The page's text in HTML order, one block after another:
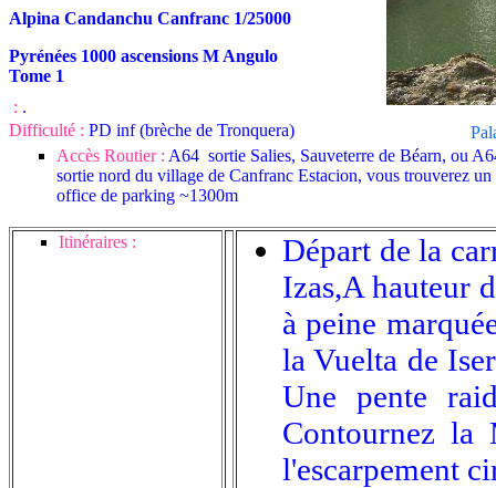
Alpina Candanchu Canfranc 1/25000
Pyrénées 1000 ascensions M Angulo
Tome 1
: .
Difficulté : PD inf (brèche de Tronquera)
Accès Routier : A64 sortie Salies, Sauveterre de Béarn, ou
sortie nord du village de Canfranc Estacion, vous trouverez
office de parking ~1300m
Itinéraires :
Départ de la
Izas,A hauteur
à peine
la Vuelta de
Une pente
Contournez
l'escarpement